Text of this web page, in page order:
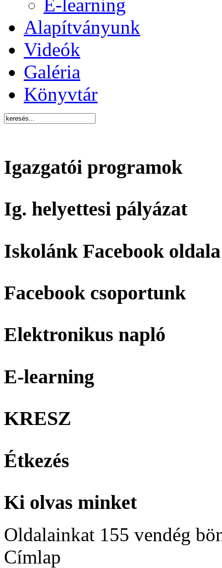
E-learning
Alapítványunk
Videók
Galéria
Könyvtár
Igazgatói programok
Ig. helyettesi pályázat
Iskolánk Facebook oldala
Facebook csoportunk
Elektronikus napló
E-learning
KRESZ
Étkezés
Ki olvas minket
Oldalainkat 155 vendég
Címlap